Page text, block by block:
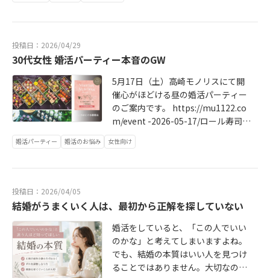
拍子に成婚が決まっていくカップル
め合い、歩み寄るための会話」をと
成婚を引き寄せるために真剣交際中
だからこそ彼に聞いてほしい「愛と
絆が深まる5つの質問」をご紹介しま
す！意外と聞いていない方が多いの
が、この質問です。最初に惹かれた
理由やキュンとした瞬間を知ること
で、お互いの魅力を再確認でき、二
が、彼からの素直な言葉は、あなた
よ。「どんな時間を心地よいと感じ
るのか」幸せの感じ方は人それぞれ
です。結婚生活は、イベントのよう
な特別な日よりも「何気ない日常の
投稿日：2026/04/29
30代女性 婚活パーティー本音のGW
5月17日（土）高崎モノリスにて開
催心がほどける昼の婚活パーティー
のご案内です。 https://mu1122.co
m/event -2026-05-17/ロール寿司や
一口サイズの華やかなスイーツ。見
た目も可愛くて、思わず写真を撮り
😊」という声がとても多いです。最
初は少し緊張していた方同士でも
「どれが好きですか？」「こういう
素敵な場所、来る機会あまりないで
すよね」そんな何気ない会話から、
自然と笑顔が増えていきます。以前
婚活パーティー 婚活のお悩み 女性向け
投稿日：2026/04/05
結婚がうまくいく人は、最初から正解を探していない
婚活をしていると、「この人でいい
のかな」と考えてしまいますよね。
でも、結婚の本質はいい人を見つけ
ることではありません。大切なの